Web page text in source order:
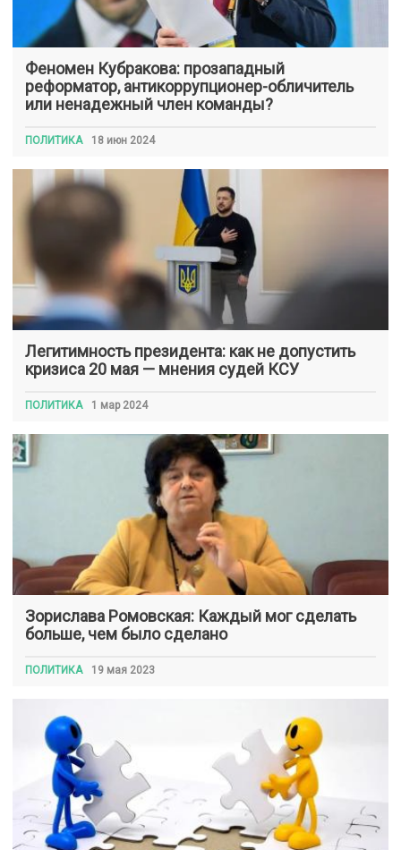
Феномен Кубракова: прозападный
реформатор, антикоррупционер-обличитель
или ненадежный член команды?
ПОЛИТИКА 18 июн 2024
Легитимность президента: как не допустить
кризиса 20 мая — мнения судей КСУ
ПОЛИТИКА 1 мар 2024
Зорислава Ромовская: Каждый мог сделать
больше, чем было сделано
ПОЛИТИКА 19 мая 2023